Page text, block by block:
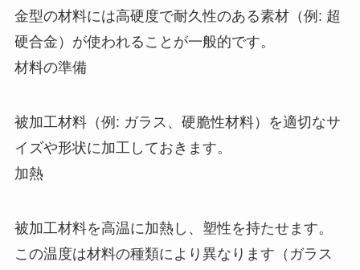
金型の材料には高硬度で耐久性のある素材（例: 超
硬合金）が使われることが一般的です。
材料の準備
被加工材料（例: ガラス、硬脆性材料）を適切なサ
イズや形状に加工しておきます。
加熱
被加工材料を高温に加熱し、塑性を持たせます。
この温度は材料の種類により異なります（ガラス